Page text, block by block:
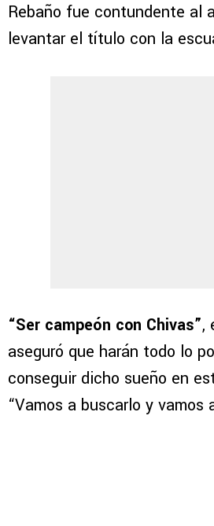
Rebaño fue contundente al
levantar el título con la
“Ser campeón con Chivas”,
aseguró que harán todo lo
conseguir dicho sueño en
“Vamos a buscarlo y vamos